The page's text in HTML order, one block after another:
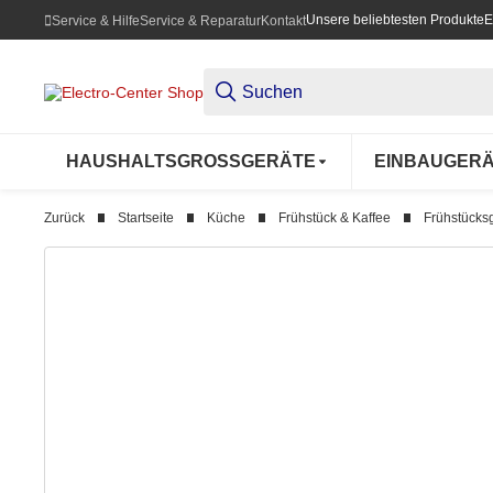
Service & HilfeService & ReparaturKontaktUnsere beliebtesten Produkte
HAUSHALTSGROSSGERÄTE
Zurück Startseite Küche Frühstück & Kaffee